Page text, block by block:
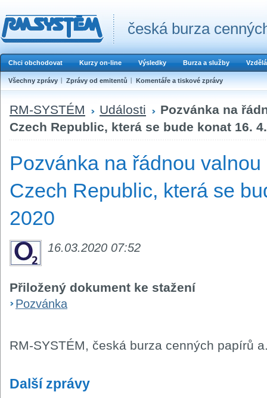
česká burza
Chci obchodovat Kurzy on-line Výsledky Burza a služby
Všechny zprávy Zprávy od emitentů Komentáře a tiskové zprávy
RM-SYSTÉM Události
Pozvánka na
Czech Republic, která se bude konat 16.
Pozvánka na řádnou
Czech Republic, která se
2020
16.03.2020 07:52
Přiložený dokument ke stažení
Pozvánka
RM-SYSTÉM, česká burza cenných papírů
Další zprávy